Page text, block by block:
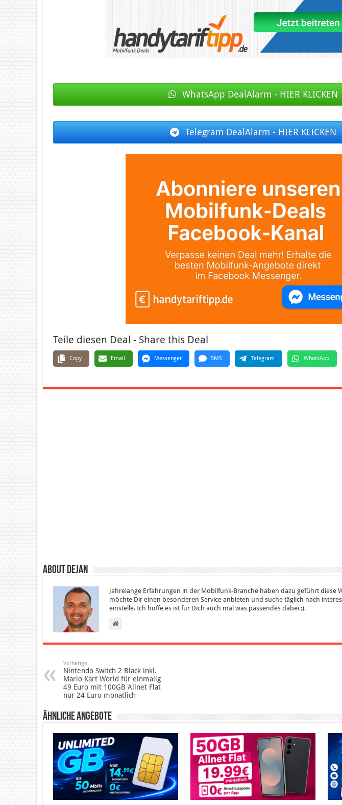
WhatsApp DealAlarm - HIER KLICKEN
Telegram DealAlarm - HIER KLICKEN
Teile diesen Deal - Share this Deal
Copy Email Messenger SMS Telegram WhatsApp
About Dejan
Jahrelange Erfahrungen in der Mobilfunk-Branche haben dazu geführt diese
möchte Dir einen besonderen Service anbieten und suche täglich nach
einstelle. Ich hoffe es ist für Dich auch mal was passendes dabei ;).
Vorherige
Nintendo Switch 2 Black inkl.
Mario Kart World für einmalig
49 Euro mit 100GB Allnet Flat
nur 24 Euro monatlich
Ähnliche Angebote